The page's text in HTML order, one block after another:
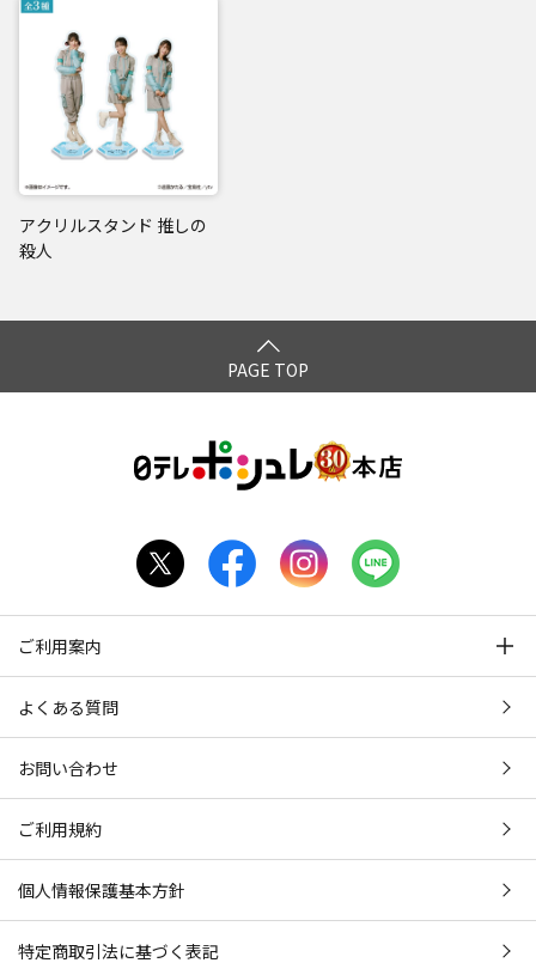
アクリルスタンド 推しの
殺人
PAGE TOP
ご利用案内
よくある質問
お問い合わせ
ご利用規約
個人情報保護基本方針
特定商取引法に基づく表記